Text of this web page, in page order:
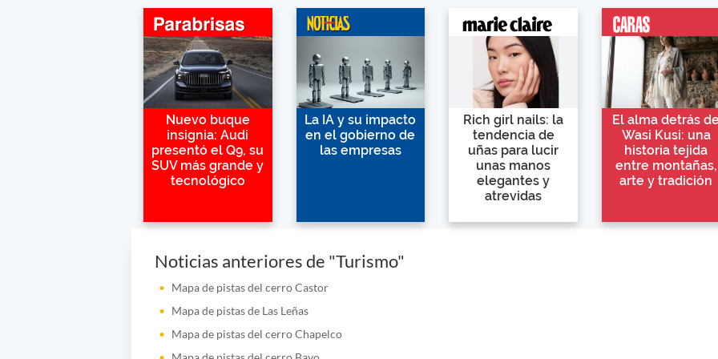
Nuevo buque
insignia: Audi
presentó el Q9, su
SUV más grande y
tecnológico
La IA y su impacto
en el gobierno de
las empresas
Rich girl nails: la
tendencia de
uñas para lucir
unas manos
elegantes y
atrevidas
El alma detrás
Wasi Kusi: una
historia tejida
entre montañas,
arte y tradición
Noticias anteriores de "Turismo"
Mapa de pistas del cerro Castor
Mapa de pistas de Las Leñas
Mapa de pistas del cerro Chapelco